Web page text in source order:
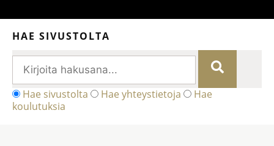
HAE SIVUSTOLTA
Hae sivustolta Hae yhteystietoja
Hae
koulutuksia